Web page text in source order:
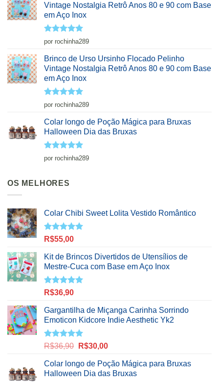
Vintage Nostalgia Retrô Anos 80 e 90 com Base
em Aço Inox
Avaliação5
de 5
por rochinha289
Brinco de Urso Ursinho Flocado Pelinho
Vintage Nostalgia Retrô Anos 80 e 90 com Base
em Aço Inox
Avaliação5
de 5
por rochinha289
Colar longo de Poção Mágica para Bruxas
Halloween Dia das Bruxas
Avaliação5
de 5
por rochinha289
OS MELHORES
Colar Chibi Sweet Lolita Vestido Romântico
Avaliação
R$55,00
Kit de Brincos Divertidos de Utensílios de
Mestre-Cuca com Base em Aço Inox
Avaliação
R$36,90
Gargantilha de Miçanga Carinha Sorrindo
Emoticon Kidcore Indie Aesthetic Yk2
Avaliação
R$36,90
O
original
era:
R$30,00O
atual
é:
Colar longo de Poção Mágica para Bruxas
Halloween Dia das Bruxas